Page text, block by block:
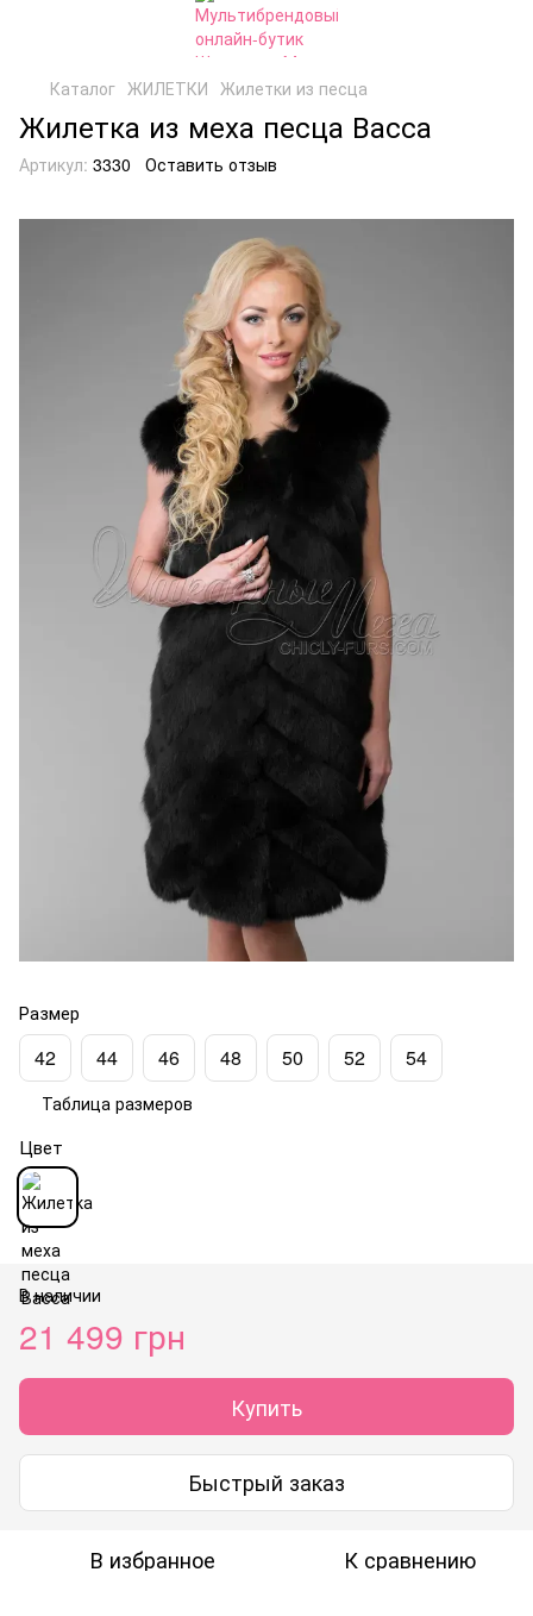
Каталог ЖИЛЕТКИ Жилетки из песца
Жилетка из меха песца Васса
Артикул: 3330 Оставить отзыв
Размер
42 44 46 48 50 52 54
Таблица размеров
Цвет
В наличии
21 499 грн
Купить
Быстрый заказ
В избранное К сравнению